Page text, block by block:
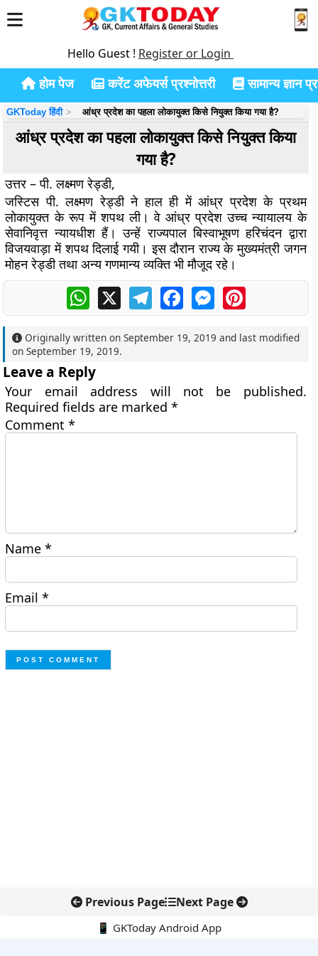
Hello Guest ! Register or Login
होम पेज करेंट अफेयर्स प्रश्नोत्तरी सामान्य ज्ञान
GKToday हिंदी आंध्र प्रदेश का पहला लोकायुक्त किसे नियुक्त किया गया है?
आंध्र प्रदेश का पहला लोकायुक्त किसे नियुक्त किया
गया है?
उत्तर – पी. लक्ष्मण रेड्डी,
जस्टिस पी. लक्ष्मण रेड्डी ने हाल ही में आंध्र प्रदेश के प्रथम
लोकायुक्त के रूप में शपथ ली। वे आंध्र प्रदेश उच्च न्यायालय के
सेवानिवृत्त न्यायधीश हैं। उन्हें राज्यपाल बिस्वाभूषण हरिचंदन द्वारा
विजयवाड़ा में शपथ दिलाई गयी। इस दौरान राज्य के मुख्यमंत्री जगन
मोहन रेड्डी तथा अन्य गणमान्य व्यक्ति भी मौजूद रहे।
WhatsApp
X TelegramFacebookMessengerPinterest
Originally written onSeptember 19, 2019 and last modified
onSeptember 19, 2019.
Leave a Reply
Your email address will not be published.
Required fields are marked*
Comment*
Name*
Email*
Previous Page Next Page
📱 GKToday Android App